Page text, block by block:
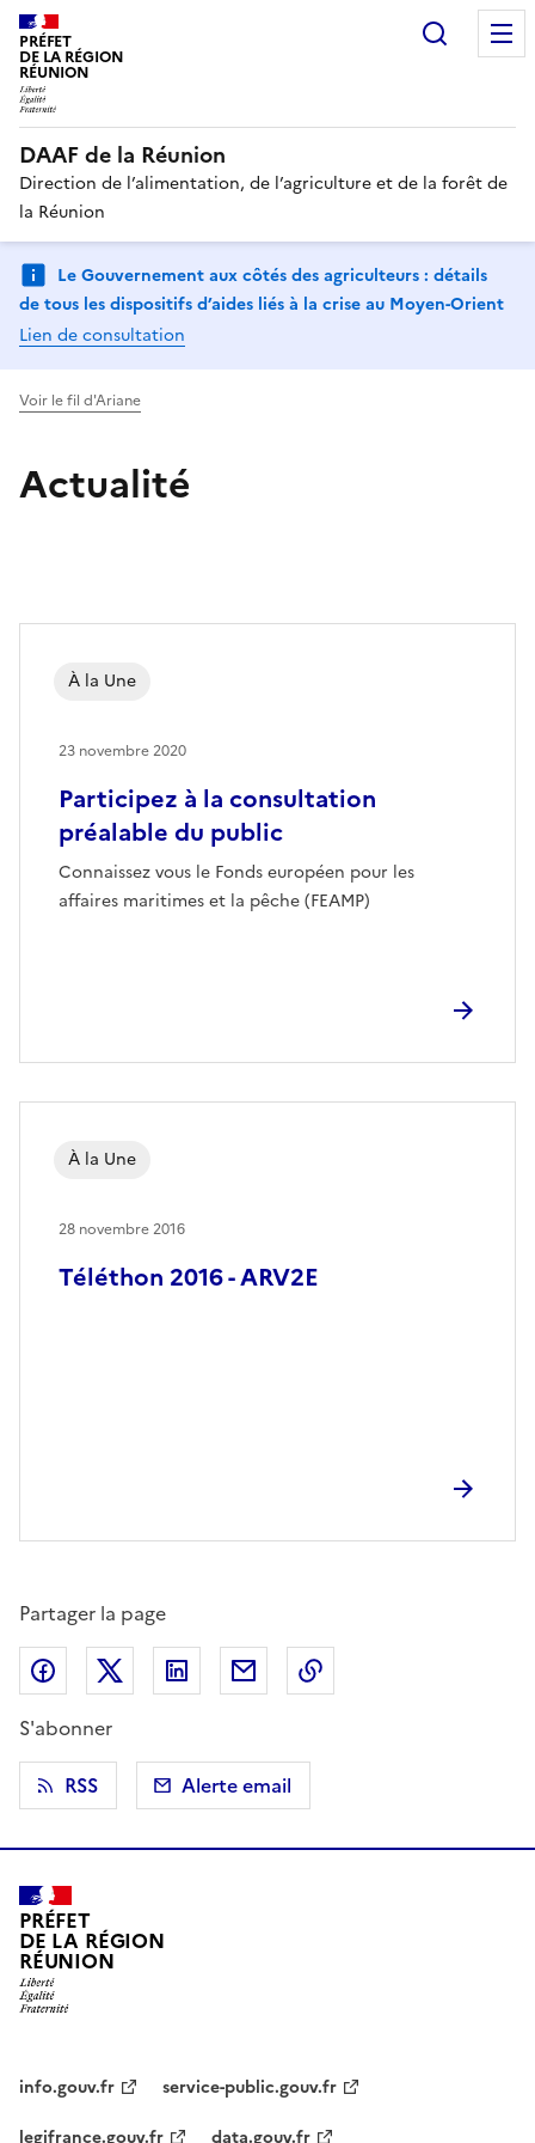
PRÉFET
DE LA RÉGION
RÉUNION
DAAF de la Réunion
Direction de l’alimentation, de l’agriculture et de la forêt de
la Réunion
Le Gouvernement aux côtés des agriculteurs : détails
de tous les dispositifs d’aides liés à la crise au Moyen-Orient
Lien de consultation
Voir le fil d'Ariane
Actualité
Participez à la consultation
préalable du public
Connaissez vous le Fonds européen pour les
affaires maritimes et la pêche (FEAMP)
À la Une
23 novembre 2020
Téléthon 2016 - ARV2E
À la Une
28 novembre 2016
Partager la page
Partager sur Facebook
Partager sur X (anciennement Twitter)
Partager sur LinkedIn
Partager par email
S'abonner
RSS
Alerte email
PRÉFET
DE LA RÉGION
RÉUNION
info.gouv.fr
service-public.gouv.fr